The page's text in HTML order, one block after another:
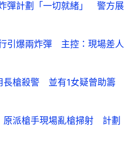
彈計劃「一切就緒」 警方展
引爆兩炸彈 主控：現場差人
長槍殺警 並有1女疑曾助籌
派槍手現場亂槍掃射 計劃